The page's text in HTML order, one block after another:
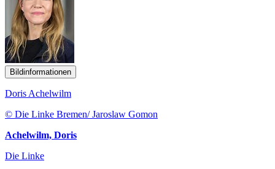
Bildinformationen
Doris Achelwilm
© Die Linke Bremen/ Jaroslaw Gomon
Achelwilm, Doris
Die Linke